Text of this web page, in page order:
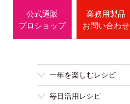
一年を楽しむレシピ
毎日活用レシピ
公式通販
プロショップ
業務用製品
お問い合わせ